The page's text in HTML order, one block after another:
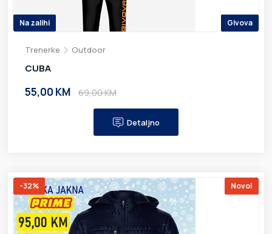
Na zalihi Givova
Trenerke Outdoor
CUBA
55,00 KM 69,00 KM
Detaljno
-32% Novo!